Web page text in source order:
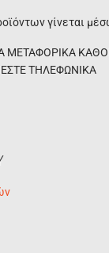
γίνεται
ΜΕΤΑΦΟΡΙΚΑ
ΤΗΛΕΦΩΝΙΚΑ